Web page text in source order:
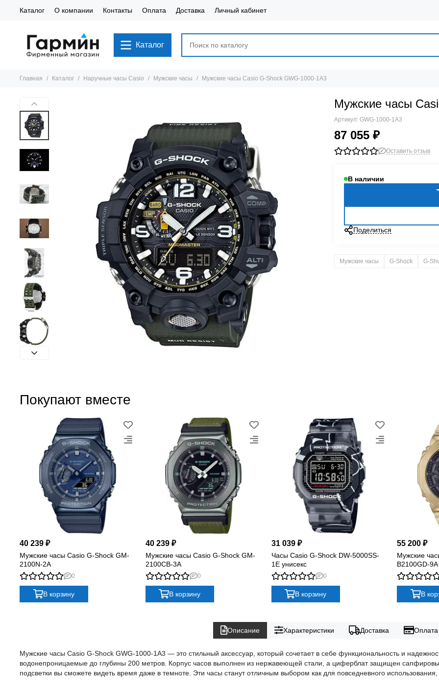
Каталог О компании Контакты Оплата Доставка Личный кабинет
Каталог
Главная Каталог Наручные часы Casio Мужские часы Мужские часы Casio G-Shock GWG-1000-1A3
Мужские часы
Артикул: GWG-1000-1A3
87 055 ₽
Оставить отзыв
В наличии
Поделиться
Мужские часы G-Shock G-
Покупают вместе
40 239 ₽
Мужские часы Casio G-Shock GM-
2100N-2A
0
В корзину
40 239 ₽
Мужские часы Casio G-Shock GM-
2100CB-3A
0
В корзину
31 039 ₽
Часы Casio G-Shock DW-5000SS-
1E унисекс
0
В корзину
55 200 ₽
Мужские
B2100GD-9A
В
Описание Характеристики Доставка Оплата
Мужские часы Casio G-Shock GWG-1000-1A3 — это стильный аксессуар, который сочетает в себе функциональность и
водонепроницаемые до глубины 200 метров. Корпус часов выполнен из нержавеющей стали, а циферблат защищен
подсветки вы сможете видеть время даже в темноте. Эти часы станут отличным выбором как для повседневного использования,